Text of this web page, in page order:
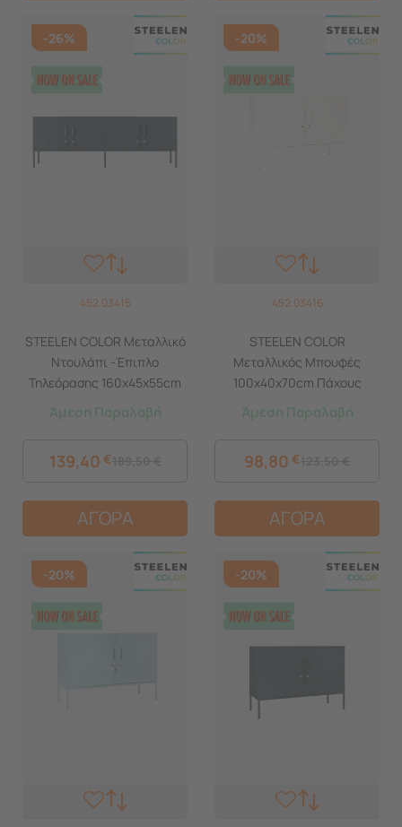
-26%
452.03415
STEELEN COLOR Μεταλλικό
Ντουλάπι -Έπιπλο
Τηλεόρασης 160x45x55cm
Πάχους 0.8mm Εσωτερικού
Άμεση Παραλαβή
139,40 €
ΑΓΟΡΑ
-20%
452.03416
STEELEN COLOR
Μεταλλικός Μπουφές
100x40x70cm Πάχους
0.8mm Εσωτερικού Χώρου
Άμεση Παραλαβή
98,80 €
ΑΓΟΡΑ
-20% -20%